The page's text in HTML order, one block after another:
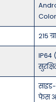
215
IP64
फेस